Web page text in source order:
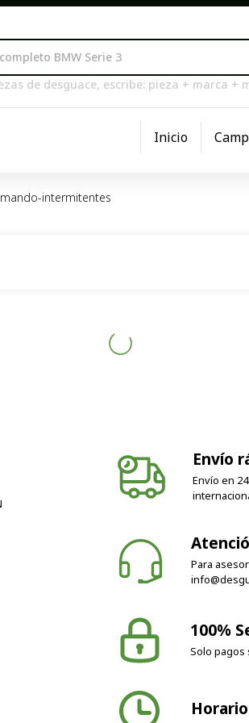
de desguace, escribe: pieza + marca +
Inicio
mando-intermitentes
Envío
Envío en
Para
100%
Solo pagos